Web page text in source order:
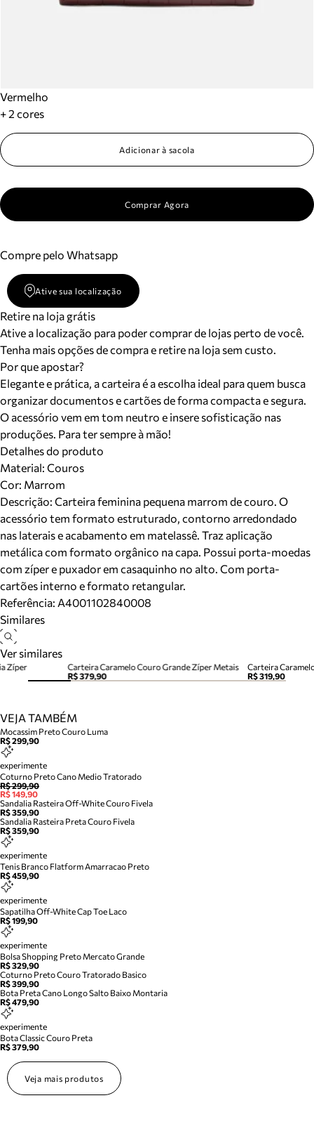
Vermelho
+ 2 cores
Adicionar à sacola
Comprar Agora
Compre pelo Whatsapp
Ative sua localização
Retire na loja grátis
Ative a localização para poder comprar de lojas perto de você.
Tenha mais opções de compra e retire na loja sem custo.
Por que apostar?
Elegante e prática, a carteira é a escolha ideal para quem busca
organizar documentos e cartões de forma compacta e segura.
O acessório vem em tom neutro e insere sofisticação nas
produções. Para ter sempre à mão!
Detalhes do produto
Material: Couros
Cor: Marrom
Descrição: Carteira feminina pequena marrom de couro. O
acessório tem formato estruturado, contorno arredondado
nas laterais e acabamento em matelassê. Traz aplicação
metálica com formato orgânico na capa. Possui porta-moedas
com zíper e puxador em casaquinho no alto. Com porta-
cartões interno e formato retangular.
Referência: A4001102840008
Similares
Ver similares
Carteira Caramelo Couro Grande Zíper Metais
R$ 379,90
Carteira
R$ 319,90
Zíper
VEJA TAMBÉM
Mocassim Preto Couro Luma
R$ 299,90
experimente
Coturno Preto Cano Medio Tratorado
R$ 299,90
R$ 149,90
Sandalia Rasteira Off-White Couro Fivela
R$ 359,90
Sandalia Rasteira Preta Couro Fivela
R$ 359,90
experimente
Tenis Branco Flatform Amarracao Preto
R$ 459,90
experimente
Sapatilha Off-White Cap Toe Laco
R$ 199,90
experimente
Bolsa Shopping Preto Mercato Grande
R$ 329,90
Coturno Preto Couro Tratorado Basico
R$ 399,90
Bota Preta Cano Longo Salto Baixo Montaria
R$ 479,90
experimente
Bota Classic Couro Preta
R$ 379,90
Veja mais produtos